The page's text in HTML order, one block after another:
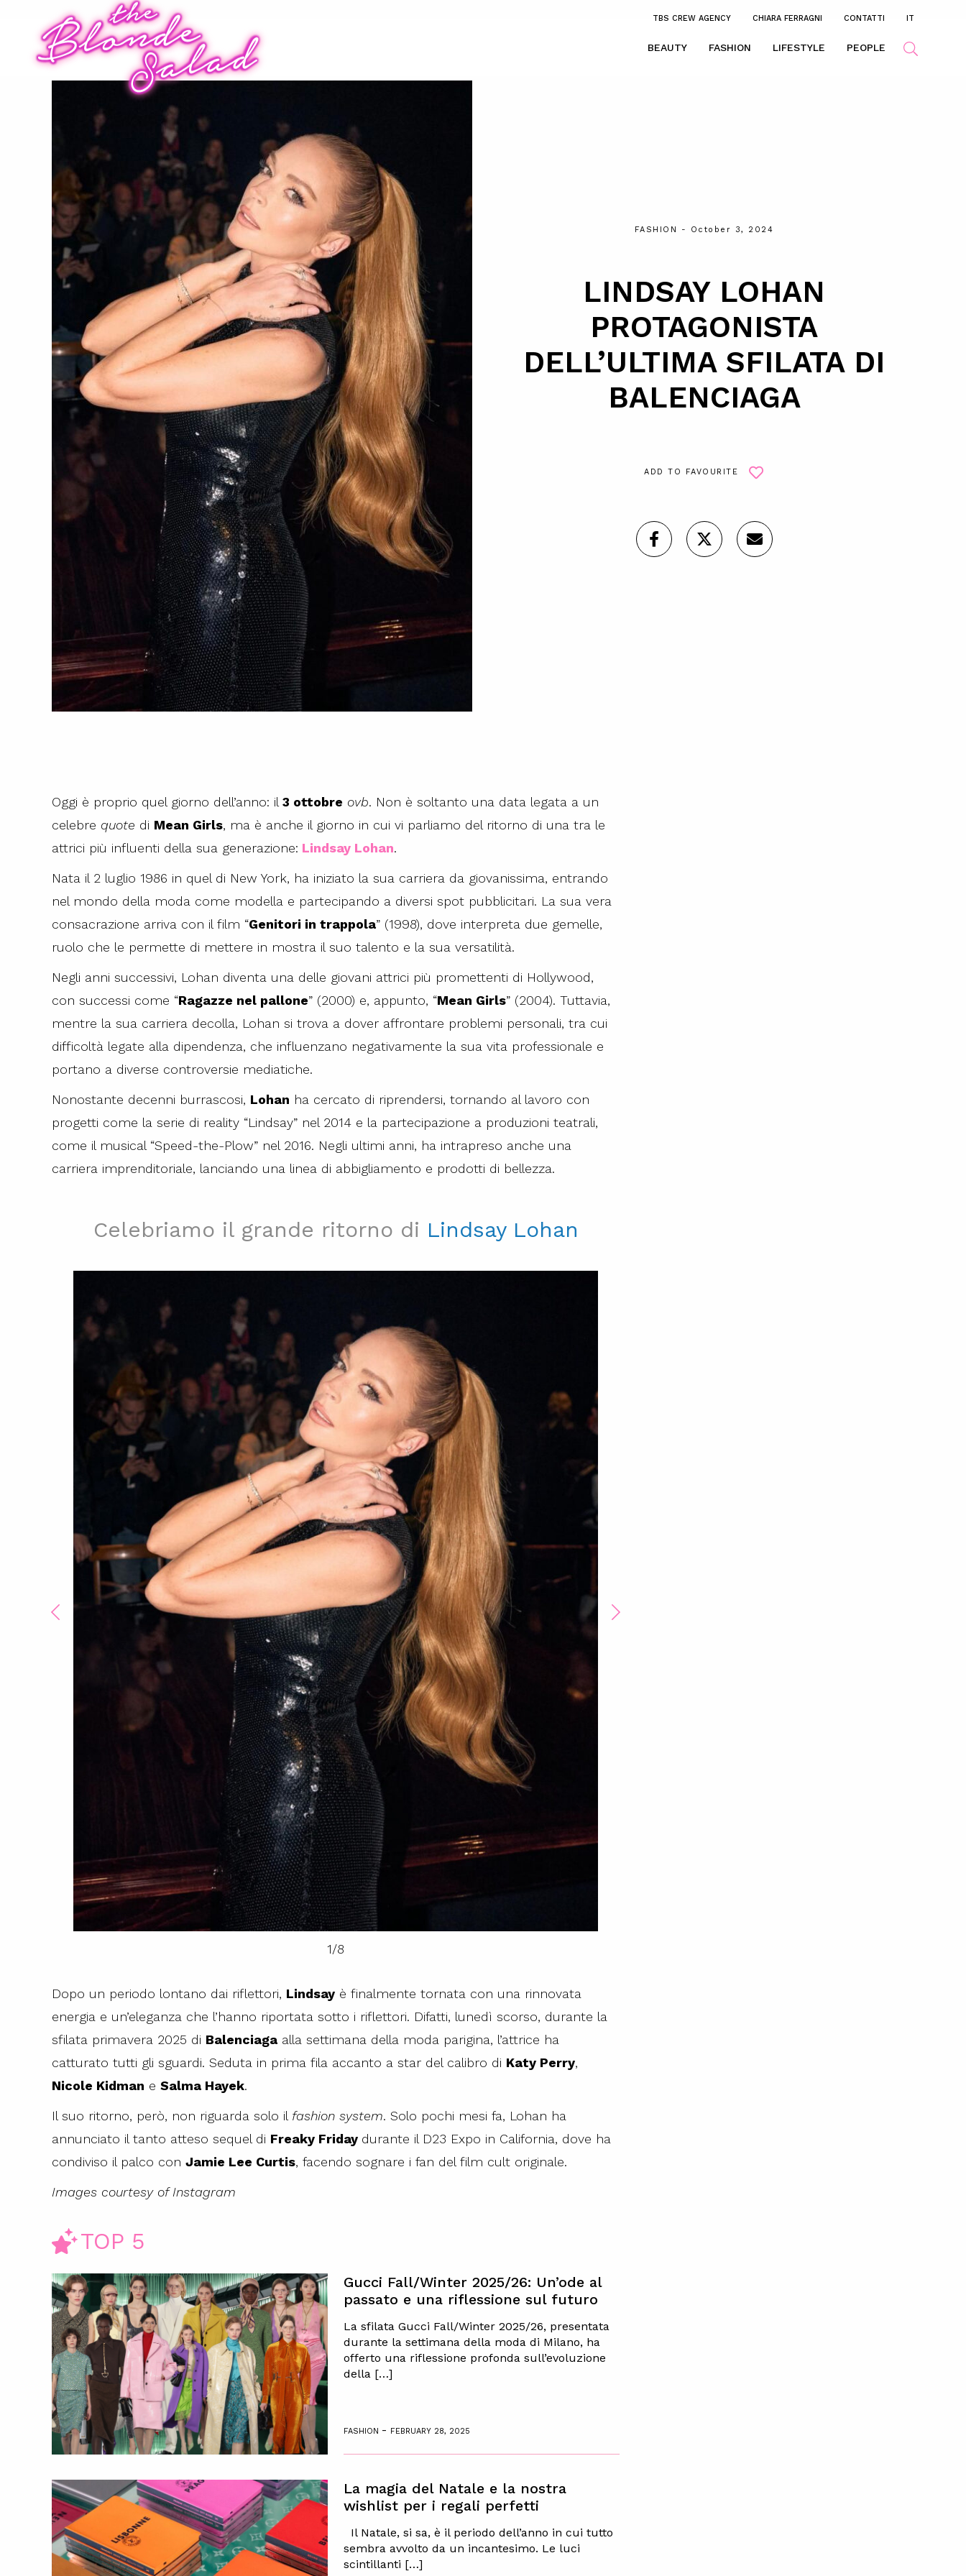
TBS CREW AGENCY CHIARA FERRAGNI CONTATTI IT
BEAUTY FASHION LIFESTYLE PEOPLE
FASHION - October 3, 2024
LINDSAY LOHAN
PROTAGONISTA
DELL’ULTIMA SFILATA DI
BALENCIAGA
ADD TO FAVOURITE
Oggi è proprio quel giorno dell’anno: il 3 ottobre ovb. Non è soltanto una data legata a un
celebre quote di Mean Girls, ma è anche il giorno in cui vi parliamo del ritorno di una tra le
attrici più influenti della sua generazione: Lindsay Lohan.
Nata il 2 luglio 1986 in quel di New York, ha iniziato la sua carriera da giovanissima, entrando
nel mondo della moda come modella e partecipando a diversi spot pubblicitari. La sua vera
consacrazione arriva con il film “Genitori in trappola” (1998), dove interpreta due gemelle,
ruolo che le permette di mettere in mostra il suo talento e la sua versatilità.
Negli anni successivi, Lohan diventa una delle giovani attrici più promettenti di Hollywood,
con successi come “Ragazze nel pallone” (2000) e, appunto, “Mean Girls” (2004). Tuttavia,
mentre la sua carriera decolla, Lohan si trova a dover affrontare problemi personali, tra cui
difficoltà legate alla dipendenza, che influenzano negativamente la sua vita professionale e
portano a diverse controversie mediatiche.
Nonostante decenni burrascosi, Lohan ha cercato di riprendersi, tornando al lavoro con
progetti come la serie di reality “Lindsay” nel 2014 e la partecipazione a produzioni teatrali,
come il musical “Speed-the-Plow” nel 2016. Negli ultimi anni, ha intrapreso anche una
carriera imprenditoriale, lanciando una linea di abbigliamento e prodotti di bellezza.
Celebriamo il grande ritorno di Lindsay Lohan
1/8
Dopo un periodo lontano dai riflettori, Lindsay è finalmente tornata con una rinnovata
energia e un’eleganza che l’hanno riportata sotto i riflettori. Difatti, lunedì scorso, durante la
sfilata primavera 2025 di Balenciaga alla settimana della moda parigina, l’attrice ha
catturato tutti gli sguardi. Seduta in prima fila accanto a star del calibro di Katy Perry,
Nicole Kidman e Salma Hayek.
Il suo ritorno, però, non riguarda solo il fashion system. Solo pochi mesi fa, Lohan ha
annunciato il tanto atteso sequel di Freaky Friday durante il D23 Expo in California, dove ha
condiviso il palco con Jamie Lee Curtis, facendo sognare i fan del film cult originale.
Images courtesy of Instagram
TOP 5
Gucci Fall/Winter 2025/26: Un’ode al
passato e una riflessione sul futuro
La sfilata Gucci Fall/Winter 2025/26, presentata
durante la settimana della moda di Milano, ha
offerto una riflessione profonda sull’evoluzione
della […]
FASHION - FEBRUARY 28, 2025
La magia del Natale e la nostra
wishlist per i regali perfetti
Il Natale, si sa, è il periodo dell’anno in cui tutto
sembra avvolto da un incantesimo. Le luci
scintillanti […]